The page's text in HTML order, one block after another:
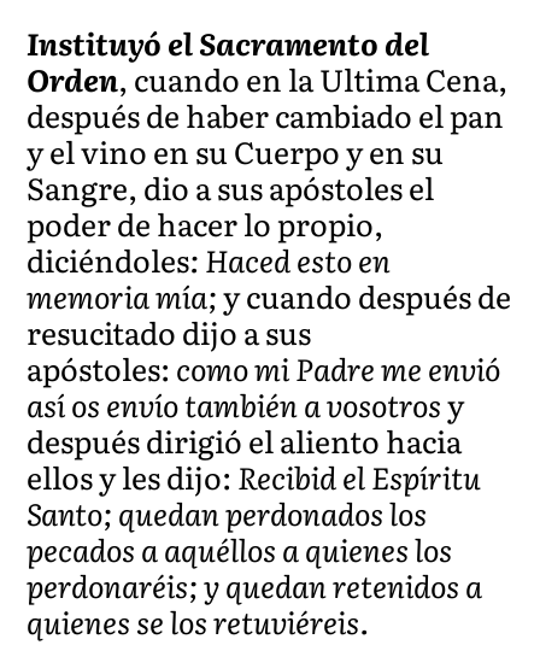
Instituyó el Sacramento del
Orden, cuando en la Ultima Cena,
después de haber cambiado el pan
y el vino en su Cuerpo y en su
Sangre, dio a sus apóstoles el
poder de hacer lo propio,
diciéndoles: Haced esto en
memoria mía;y cuando después de
resucitado dijo a sus
apóstoles: como mi Padre me envió
así os envío también a vosotrosy
después dirigió el aliento hacia
ellos y les dijo: Recibid el Espíritu
Santo; quedan perdonados los
pecados a aquéllos a quienes los
perdonaréis; y quedan retenidos a
quienes se los retuviéreis.